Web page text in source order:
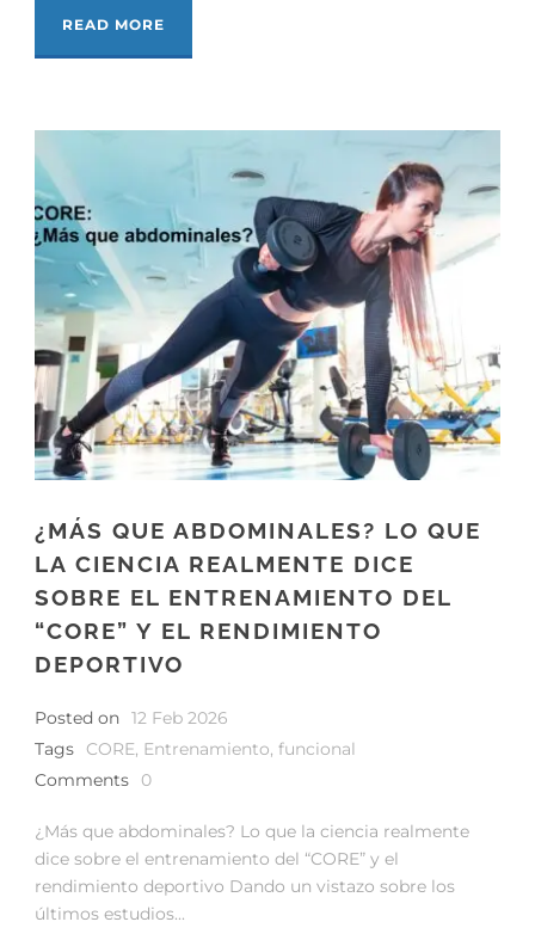
READ MORE
¿MÁS QUE ABDOMINALES? LO QUE
LA CIENCIA REALMENTE DICE
SOBRE EL ENTRENAMIENTO DEL
“CORE” Y EL RENDIMIENTO
DEPORTIVO
Posted on 12 Feb 2026
Tags
CORE, Entrenamiento, funcional
Comments
0
¿Más que abdominales? Lo que la ciencia realmente
dice sobre el entrenamiento del “CORE” y el
rendimiento deportivo Dando un vistazo sobre los
últimos estudios...